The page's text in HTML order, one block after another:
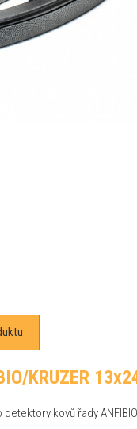
KRUZER
kovů řady